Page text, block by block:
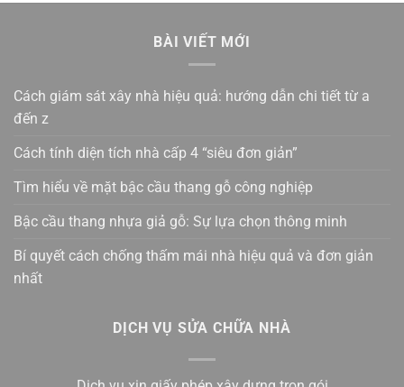
BÀI VIẾT MỚI
Cách giám sát xây nhà hiệu quả: hướng dẫn chi tiết từ a
đến z
Cách tính diện tích nhà cấp 4 “siêu đơn giản”
Tìm hiểu về mặt bậc cầu thang gỗ công nghiệp
Bậc cầu thang nhựa giả gỗ: Sự lựa chọn thông minh
Bí quyết cách chống thấm mái nhà hiệu quả và đơn giản
nhất
DỊCH VỤ SỬA CHỮA NHÀ